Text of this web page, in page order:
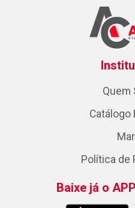
Quem
Catálogo
Política de
Baixe já o